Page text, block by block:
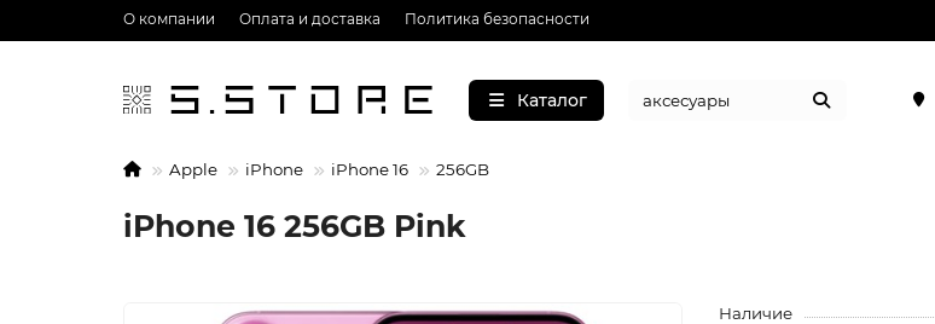
О компании Оплата и доставка Политика безопасности
Каталог
Apple iPhone iPhone 16 256GB
iPhone 16 256GB Pink
Наличие